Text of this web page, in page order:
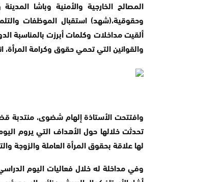
المصالح الخارجية والأمنية وباشا
وحقوقية،(شهد) استقبال الموظفات
ألقيت مداخلات وكلمات أبرزت بالمناسبة
والقوانين التي تحمي حقوق وكرامة
وافتتحت الأستاذة إلهام شضوى، منتدبة
تحدثت خلالها حول الأهداف التي يروم
لها علاقة بحقوق المرأة العاملة والزوجة
وفي مداخلة له خلال فعاليات اليوم